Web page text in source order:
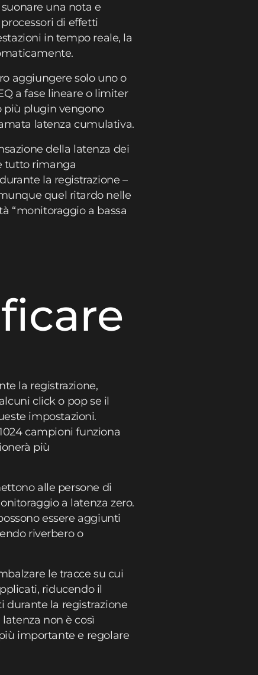
una nota e
di effetti
in tempo reale, la
aggiungere solo uno o
a fase lineare o limiter
più plugin vengono
latenza cumulativa.
della latenza dei
tutto rimanga
la registrazione –
quel ritardo nelle
“monitoraggio a bassa
la registrazione,
click o pop se il
impostazioni.
campioni funziona
più
alle persone di
a latenza zero.
essere aggiunti
riverbero o
le tracce su cui
riducendo il
durante la registrazione
non è così
importante e regolare